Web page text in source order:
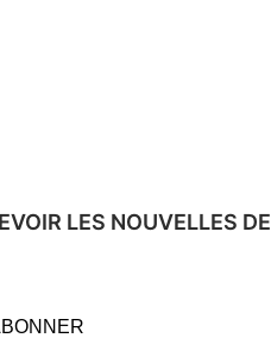
LES NOUVELLES DE